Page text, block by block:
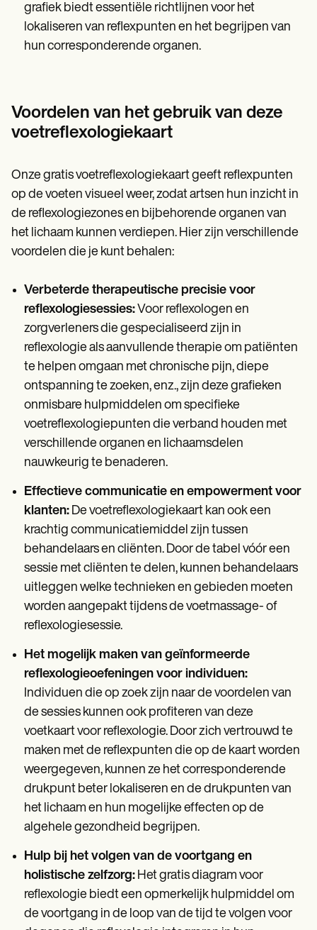
grafiek biedt essentiële richtlijnen voor het
lokaliseren van reflexpunten en het begrijpen van
hun corresponderende organen.
Voordelen van het gebruik van deze
voetreflexologiekaart
Onze gratis voetreflexologiekaart geeft reflexpunten
op de voeten visueel weer, zodat artsen hun inzicht in
de reflexologiezones en bijbehorende organen van
het lichaam kunnen verdiepen. Hier zijn verschillende
voordelen die je kunt behalen:
Verbeterde therapeutische precisie voor
reflexologiesessies:Voor reflexologen en
zorgverleners die gespecialiseerd zijn in
reflexologie als aanvullende therapie om patiënten
te helpen omgaan met chronische pijn, diepe
ontspanning te zoeken, enz., zijn deze grafieken
onmisbare hulpmiddelen om specifieke
voetreflexologiepunten die verband houden met
verschillende organen en lichaamsdelen
nauwkeurig te benaderen.
Effectieve communicatie en empowerment voor
klanten: De voetreflexologiekaart kan ook een
krachtig communicatiemiddel zijn tussen
behandelaars en cliënten. Door de tabel vóór een
sessie met cliënten te delen, kunnen behandelaars
uitleggen welke technieken en gebieden moeten
worden aangepakt tijdens de voetmassage- of
reflexologiesessie.
Het mogelijk maken van geïnformeerde
reflexologieoefeningen voor individuen:
Individuen die op zoek zijn naar de voordelen van
de sessies kunnen ook profiteren van deze
voetkaart voor reflexologie. Door zich vertrouwd te
maken met de reflexpunten die op de kaart worden
weergegeven, kunnen ze het corresponderende
drukpunt beter lokaliseren en de drukpunten van
het lichaam en hun mogelijke effecten op de
algehele gezondheid begrijpen.
Hulp bij het volgen van de voortgang en
holistische zelfzorg: Het gratis diagram voor
reflexologie biedt een opmerkelijk hulpmiddel om
de voortgang in de loop van de tijd te volgen voor